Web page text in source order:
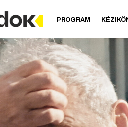
PROGRAM